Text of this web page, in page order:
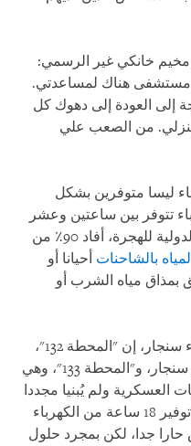
خانكي غير الرسمي:
مستشفى هناك لمساعدتي.
إلى العودة إلى دهوك كل
منزلي. من الصعب علي
ليسا متوفرين بشكل
تتوفر بين ساعتين وعشر
ساعات في اليوم. وفقا للمنظمة الدولية للهجرة، أفاد 90٪ من
بالشاحنات أحيانا أو
تتعلق بمذاق مياه الشرب أو
قال محمد مجيد، مدير دائرة كهرباء سنجار، إن "المحطة 132"،
محطة توليد الكهرباء الرئيسية في سنجار، و"المحطة 133"، وهي
العسكرية ولم يُبنيا مجددا
بعد. قال: "نحن قادرون حاليا على توفير 18 ساعة من الكهرباء
حارا جدا، لكن بمجرد حلول